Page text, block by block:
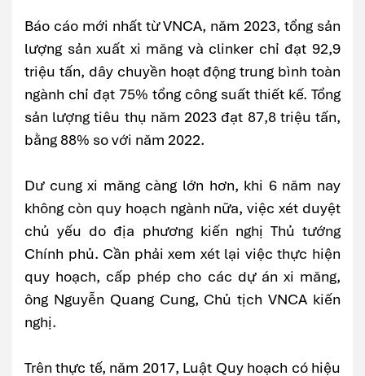
Báo cáo mới nhất từ VNCA, năm 2023, tổng sản
lượng sản xuất xi măng và clinker chỉ đạt 92,9
triệu tấn, dây chuyền hoạt động trung bình toàn
ngành chỉ đạt 75% tổng công suất thiết kế. Tổng
sản lượng tiêu thụ năm 2023 đạt 87,8 triệu tấn,
bằng 88% so với năm 2022.
Dư cung xi măng càng lớn hơn, khi 6 năm nay
không còn quy hoạch ngành nữa, việc xét duyệt
chủ yếu do địa phương kiến nghị Thủ tướng
Chính phủ. Cần phải xem xét lại việc thực hiện
quy hoạch, cấp phép cho các dự án xi măng,
ông Nguyễn Quang Cung, Chủ tịch VNCA kiến
nghị.
Trên thực tế, năm 2017, Luật Quy hoạch có hiệu